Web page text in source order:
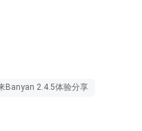
Banyan 2.4.5体验分享